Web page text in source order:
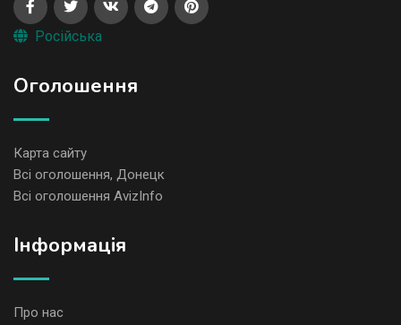
Російська
Оголошення
Карта сайту
Всі оголошення, Донецк
Всі оголошення AvizInfo
Iнформація
Про нас